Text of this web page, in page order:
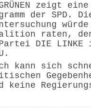
zeigt
der SPD.
würde
raten,
Partei DIE
kann sich
keine